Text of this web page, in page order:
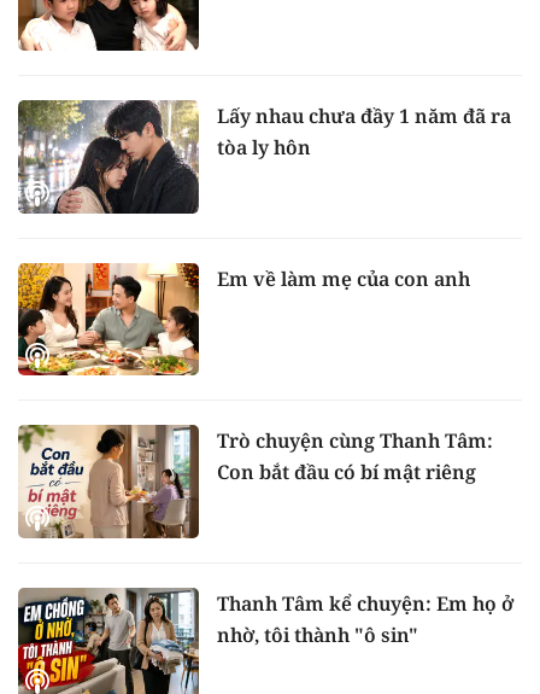
Lấy nhau chưa đầy 1 năm đã ra
tòa ly hôn
Em về làm mẹ của con anh
Trò chuyện cùng Thanh Tâm:
Con bắt đầu có bí mật riêng
Thanh Tâm kể chuyện: Em họ ở
nhờ, tôi thành "ô sin"